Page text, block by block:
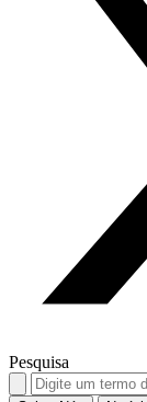
Pesquisa
Search